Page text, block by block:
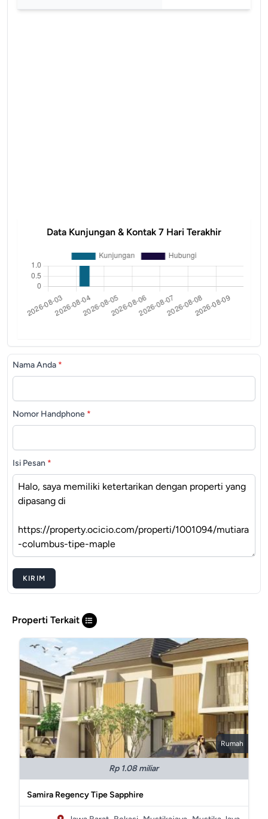
Data Kunjungan & Kontak 7 Hari Terakhir
Nama Anda *
Nomor Handphone *
Isi Pesan *
KIRIM
Properti Terkait
Rumah
Rp 1.08 miliar
Samira Regency Tipe Sapphire